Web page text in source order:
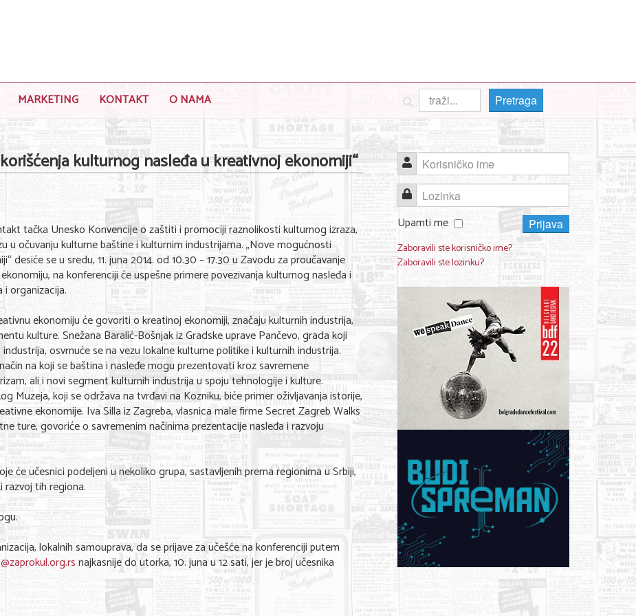
MARKETING KONTAKT O NAMA Pretraga
kulturnog nasleđa u kreativnoj ekonomiji“
tačka Unesko Konvencije o zaštiti i promociji raznolikosti kulturnog izraza,
u očuvanju kulturne baštine i kulturnim industrijama. „Nove mogućnosti
desiće se u sredu, 11. juna 2014. od 10.30 – 17.30 u Zavodu za proučavanje
na konferenciji će uspešne primere povezivanja kulturnog nasleđa i
organizacija.
ekonomiju će govoriti o kreatinoj ekonomiji, značaju kulturnih industrija,
kulture. Snežana Baralić-Bošnjak iz Gradske uprave Pančevo, grada koji
osvrnuće se na vezu lokalne kulturne politike i kulturnih industrija.
na koji se baština i nasleđe mogu prezentovati kroz savremene
ali i novi segment kulturnih industrija u spoju tehnologije i kulture.
Muzeja, koji se održava na tvrđavi na Kozniku, biće primer oživljavanja istorije,
ekonomije. Iva Silla iz Zagreba, vlasnica male firme Secret Zagreb Walks
ture, govoriće o savremenim načinima prezentacije nasleđa i razvoju
će učesnici podeljeni u nekoliko grupa, sastavljenih prema regionima u Srbiji,
tih regiona.
lokalnih samouprava, da se prijave za učešće na konferenciji putem
najkasnije do utorka, 10. juna u 12 sati, jer je broj učesnika
Korisničko ime
Lozinka
Upamti me
Prijava
Zaboravili ste korisničko ime?
Zaboravili ste lozinku?